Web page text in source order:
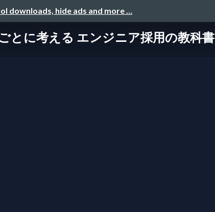
downloads, hide ads and more …
とに考える エンジニア採用の教科書